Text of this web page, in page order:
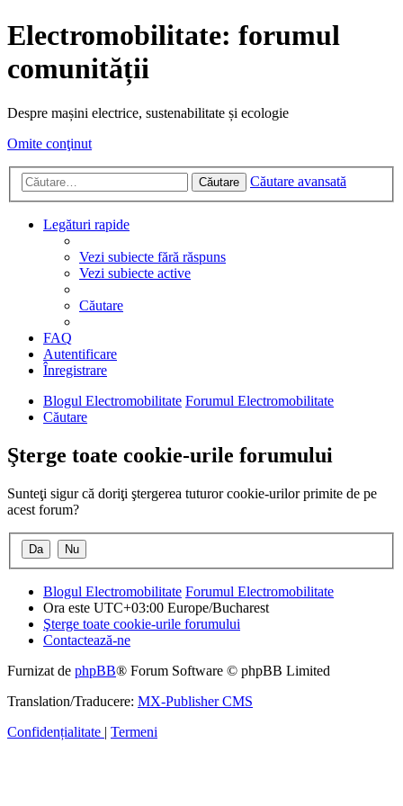
Electromobilitate: forumul
comunității
Despre mașini electrice, sustenabilitate și ecologie
Omite conţinut
Căutare Căutare avansată
Legături rapide
Vezi subiecte fără răspuns
Vezi subiecte active
Căutare
FAQ
Autentificare
Înregistrare
Blogul Electromobilitate Forumul Electromobilitate
Căutare
Şterge toate cookie-urile forumului
Sunteţi sigur că doriţi ştergerea tuturor cookie-urilor primite de pe
acest forum?
Blogul Electromobilitate Forumul Electromobilitate
Ora este UTC+03:00 Europe/Bucharest
Şterge toate cookie-urile forumului
Contactează-ne
Furnizat de phpBB® Forum Software © phpBB Limited
Translation/Traducere: MX-Publisher CMS
Confidențialitate | Termeni